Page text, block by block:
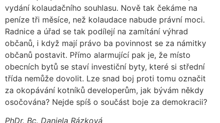
vydání kolaudačního souhlasu. Nově tak čekáme na
peníze tři měsíce, než kolaudace nabude právní moci.
Radnice a úřad se tak podílejí na zamítání výhrad
občanů, i když mají právo ba povinnost se za námitky
občanů postavit. Přímo alarmující pak je, že místo
obecních bytů se staví investiční byty, které si střední
třída nemůže dovolit. Lze snad boj proti tomu označit
za okopávání kotníků developerům, jak bývám někdy
osočována? Nejde spíš o součást boje za demokracii?
PhDr. Bc. Daniela Rázková